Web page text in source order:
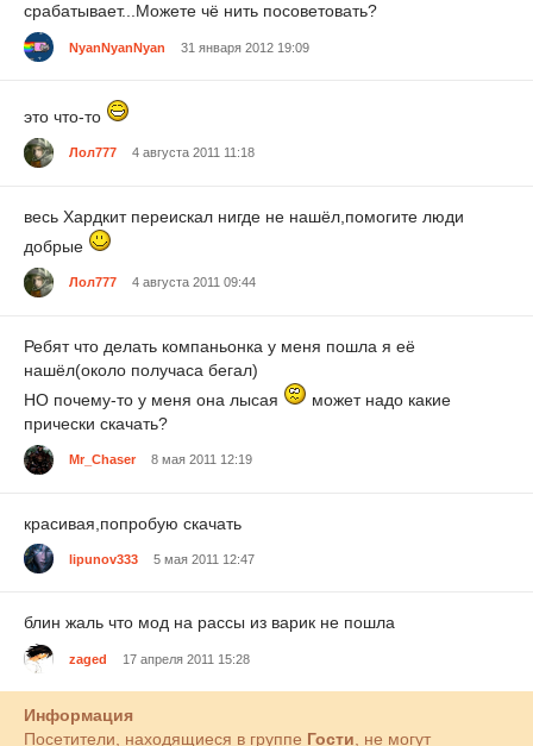
срабатывает...Можете чё нить посоветовать?
NyanNyanNyan 31 января 2012 19:09
это что-то
Лол777 4 августа 2011 11:18
весь Хардкит переискал нигде не нашёл,помогите люди
добрые
Лол777 4 августа 2011 09:44
Ребят что делать компаньонка у меня пошла я её
нашёл(около получаса бегал)
НО почему-то у меня она лысая
может надо какие
прически скачать?
Mr_Chaser 8 мая 2011 12:19
красивая,попробую скачать
lipunov333 5 мая 2011 12:47
блин жаль что мод на рассы из варик не пошла
zaged 17 апреля 2011 15:28
Информация
Посетители, находящиеся в группе Гости , не могут